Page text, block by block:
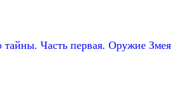
тайны. Часть первая. Оружие Змея